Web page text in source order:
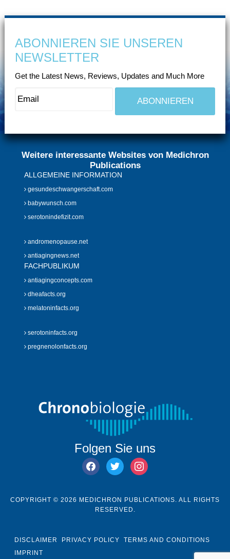
ABONNIEREN SIE UNSEREN
NEWSLETTER
Get the Latest News, Reviews, Updates and Much More
Weitere interessante Websites von Medichron
Publications
ALLGEMEINE INFORMATION
gesundeschwangerschaft.com
babywunsch.com
serotonindefizit.com
andromenopause.net
antiagingnews.net
FACHPUBLIKUM
antiagingconcepts.com
dheafacts.org
melatoninfacts.org
serotoninfacts.org
pregnenolonfacts.org
Folgen Sie uns
facebook
twitter instagram
COPYRIGHT © 2026 MEDICHRON PUBLICATIONS. ALL RIGHTS
RESERVED.
DISCLAIMER PRIVACY POLICY
TERMS AND CONDITIONS
IMPRINT